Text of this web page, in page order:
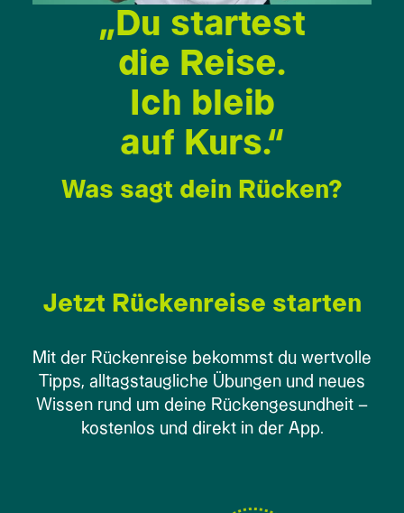
„Du startest
die Reise.
Ich bleib
auf Kurs.“
Was sagt dein Rücken?
Jetzt Rückenreise starten
Mit der Rückenreise bekommst du wertvolle
Tipps, alltags­taugliche Übungen und neues
Wissen rund um deine Rücken­gesundheit –
kostenlos und direkt in der App.